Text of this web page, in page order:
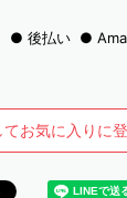
後払い
てお気に入りに